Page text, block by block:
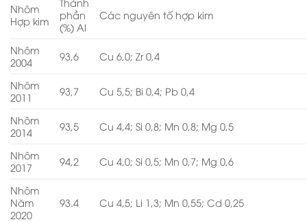
Nhôm
Hợp kim
phần
(%) Al
Các nguyên tố hợp kim
Nhôm
2004
93,6 Cu 6,0; Zr 0,4
Nhôm
2011
93,7 Cu 5,5; Bi 0,4; Pb 0,4
Nhôm
2014
93,5 Cu 4,4; Si 0,8; Mn 0,8; Mg 0,5
Nhôm
2017
94,2 Cu 4,0; Si 0,5; Mn 0,7; Mg 0,6
Nhôm
Năm
2020
93.4 Cu 4,5; Li 1,3; Mn 0,55; Cd 0,25